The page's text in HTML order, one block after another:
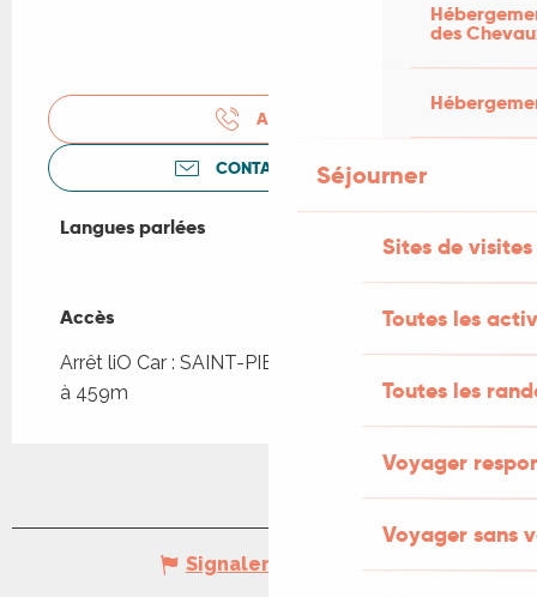
des
Séjourner
Sites de visites
Toutes les
Toutes les
Voyager
Voyager sans
APPELER
CONTACTEZ-NOUS
Langues parlées
Langues parlées
Accès
Accès
Arrêt liO Car : SAINT-PIERRE-TOIRAC - Bourg
à 459m
Signaler une erreur